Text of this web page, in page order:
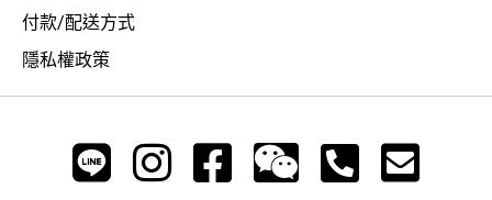
付款/配送方式
隱私權政策